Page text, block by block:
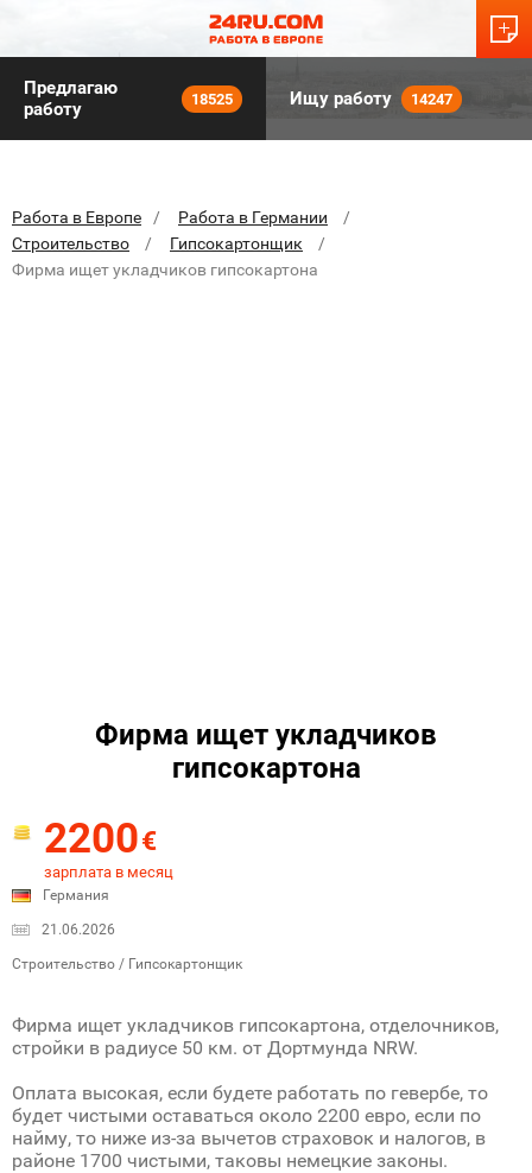
Предлагаю
работу
18525 Ищу работу 14247
Работа в Европе
Работа в Германии
Строительство
Гипсокартонщик
Фирма ищет укладчиков гипсокартона
Фирма ищет укладчиков
гипсокартона
2200€
зарплата в месяц
Германия
21.06.2026
Строительство / Гипсокартонщик
Фирма ищет укладчиков гипсокартона, отделочников,
стройки в радиусе 50 км. от Дортмунда NRW.
Оплата высокая, если будете работать по гевербе, то
будет чистыми оставаться около 2200 евро, если по
найму, то ниже из-за вычетов страховок и налогов, в
районе 1700 чистыми, таковы немецкие законы.